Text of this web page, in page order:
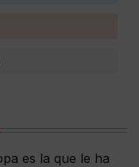
es la que le ha